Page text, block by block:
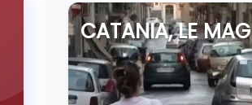
CATANIA, LE MAG